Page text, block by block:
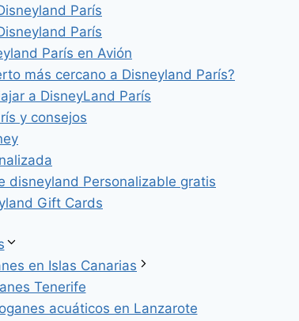
París
París
París en Avión
más cercano a Disneyland París?
a DisneyLand París
y consejos
disneyland Personalizable gratis
Gift Cards
en Islas Canarias
Tenerife
acuáticos en Lanzarote